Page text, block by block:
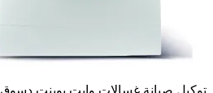
توكيل صيانة غسالات وايت بوينت دسوق